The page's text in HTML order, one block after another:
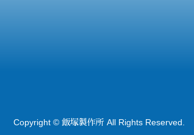
Copyright © 飯塚製作所All Rights Reserved.